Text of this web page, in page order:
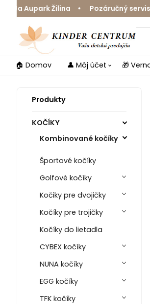
Aupark Žilina • Pozáručný
🏠 Domov 👤 Môj účet 🎁
Produkty
KOČÍKY
Kombinované kočíky
Športové kočíky
Golfové kočíky
Kočiky pre dvojičky
Kočíky pre trojičky
Kočíky do lietadla
CYBEX kočíky
NUNA kočíky
EGG kočíky
TFK kočíky